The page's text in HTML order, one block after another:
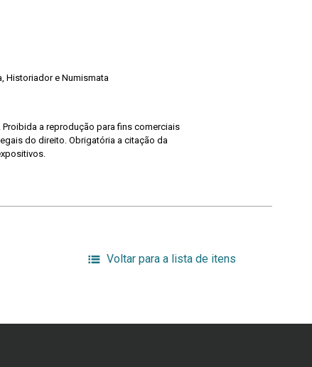
Historiador e Numismata
a reprodução para fins comerciais
do direito. Obrigatória a citação da
Voltar para a lista de itens